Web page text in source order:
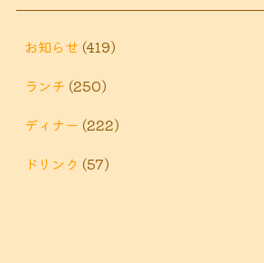
ィナー鶴巻 ランチ
泉鶴巻温泉駅
お知らせ (419)
ランチ (250)
ディナー (222)
ドリンク (57)